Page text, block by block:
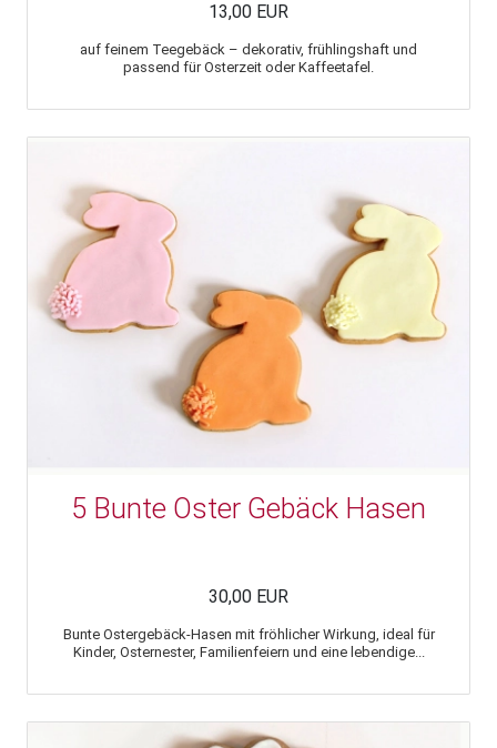
13,00 EUR
auf feinem Teegebäck – dekorativ, frühlingshaft und
passend für Osterzeit oder Kaffeetafel.
5 Bunte Oster Gebäck Hasen
30,00 EUR
Bunte Ostergebäck-Hasen mit fröhlicher Wirkung, ideal für
Kinder, Osternester, Familienfeiern und eine lebendige...